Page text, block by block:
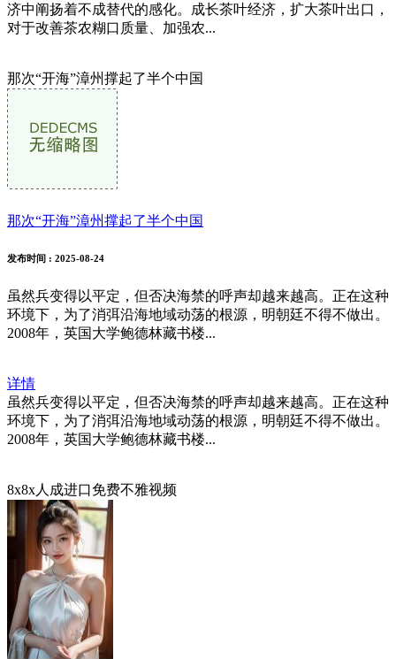
济中阐扬着不成替代的感化。成长茶叶经济，扩大茶叶出口，
对于改善茶农糊口质量、加强农...
那次“开海”漳州撑起了半个中国
那次“开海”漳州撑起了半个中国
发布时间 : 2025-08-24
虽然兵变得以平定，但否决海禁的呼声却越来越高。正在这种
环境下，为了消弭沿海地域动荡的根源，明朝廷不得不做出。
2008年，英国大学鲍德林藏书楼...
详情
虽然兵变得以平定，但否决海禁的呼声却越来越高。正在这种
环境下，为了消弭沿海地域动荡的根源，明朝廷不得不做出。
2008年，英国大学鲍德林藏书楼...
8x8x人成进口免费不雅视频